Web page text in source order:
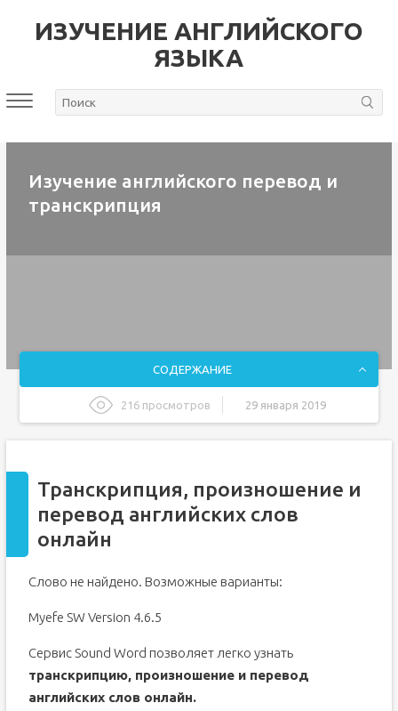
ИЗУЧЕНИЕ АНГЛИЙСКОГО
ЯЗЫКА
Изучение английского перевод и
транскрипция
СОДЕРЖАНИЕ
216 просмотров 29 января 2019
Для чего нужна транскрипция английских слов?
English - перевод, произношение, транскрипция
Мои примеры
Как быстро выучить английскую транскрипцию?
передачи английских звуков звуков?
Как быстро освоить английскую транскрипцию?
Транскрипция, произношение и
перевод английских слов
онлайн
Слово не найдено. Возможные варианты:
Myefe SW Version 4.6.5
Сервис Sound Word позволяет легко узнать
транскрипцию, произношение и перевод
английских слов онлайн.